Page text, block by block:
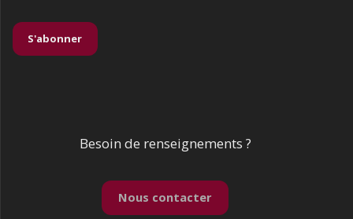
S'abonner
Besoin de renseignements ?
Nous contacter